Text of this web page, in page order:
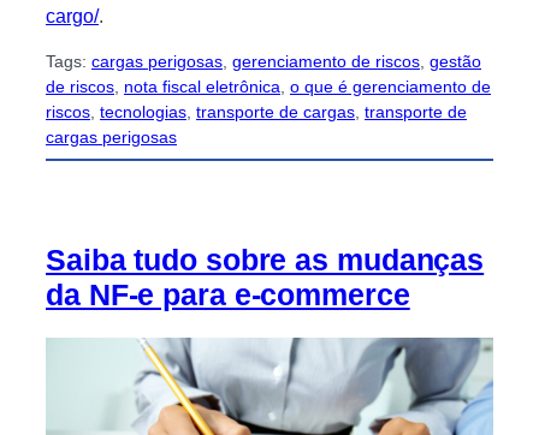
cargo/.
Tags: cargas perigosas gerenciamento de riscos gestão
de riscos nota fiscal eletrônica o que é gerenciamento de
riscos tecnologias transporte de cargas transporte de
cargas perigosas
Saiba tudo sobre as mudanças
da NF-e para e-commerce